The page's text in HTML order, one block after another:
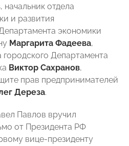
, начальник отдела
и развития
экономики
Маргарита Фадеева,
городского Департамента
Виктор Сахранов,
прав предпринимателей
Дереза.
Павлов вручил
от Президента РФ
вице-президенту